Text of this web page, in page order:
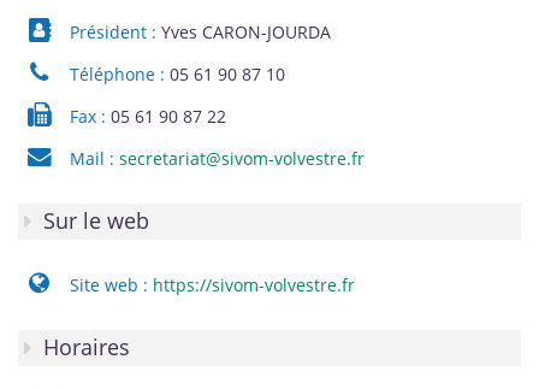
Président : Yves CARON-JOURDA
Téléphone : 05 61 90 87 10
Fax : 05 61 90 87 22
Mail : secretariat@sivom-volvestre.fr
Sur le web
Site web : https://sivom-volvestre.fr
Horaires